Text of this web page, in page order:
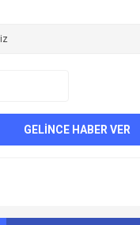
GELİNCE HABER VER